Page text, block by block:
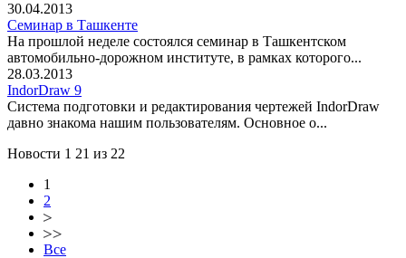
30.04.2013
Семинар в Ташкенте
На прошлой неделе состоялся семинар в Ташкентском
автомобильно-дорожном институте, в рамках которого...
28.03.2013
IndorDraw 9
Система подготовки и редактирования чертежей IndorDraw
давно знакома нашим пользователям. Основное о...
Новости 1 21 из 22
1
2
Все